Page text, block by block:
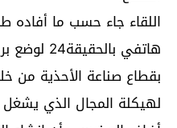
اللقاء جاء حسب ما
هاتفي
بقطاع صناعة الأحذية من
لهيكلة المجال الذي